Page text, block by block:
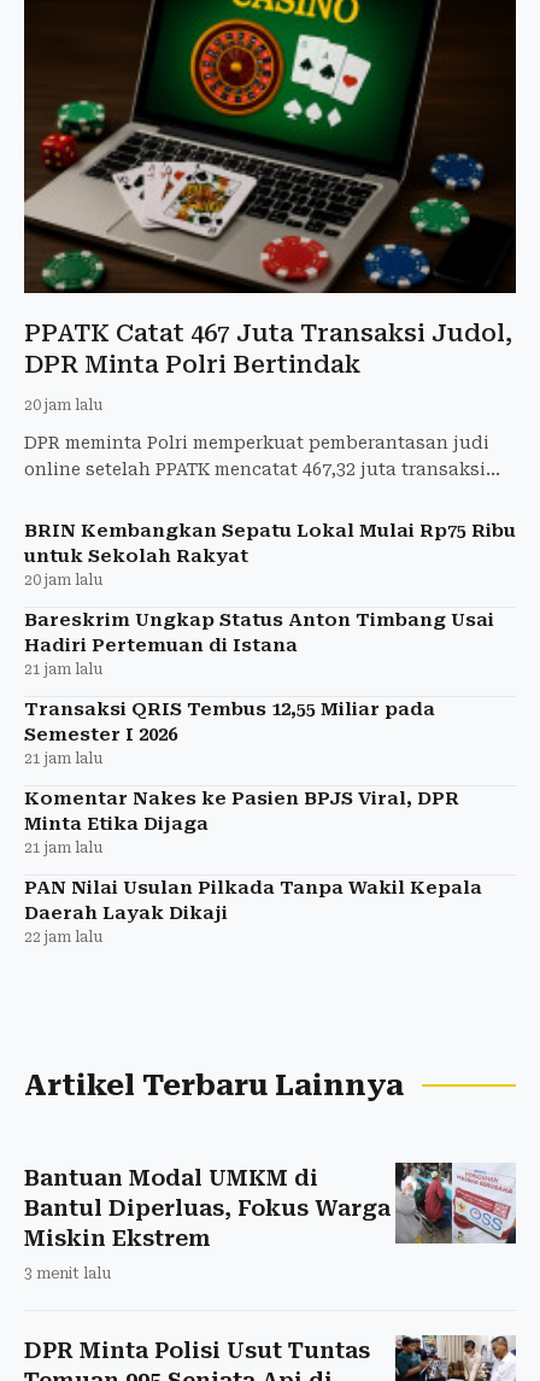
PPATK Catat 467 Juta Transaksi Judol,
DPR Minta Polri Bertindak
20 jam lalu
DPR meminta Polri memperkuat pemberantasan judi
online setelah PPATK mencatat 467,32 juta transaksi
BRIN Kembangkan Sepatu Lokal Mulai Rp75 Ribu
untuk Sekolah Rakyat
20 jam lalu
Bareskrim Ungkap Status Anton Timbang Usai
Hadiri Pertemuan di Istana
21 jam lalu
Transaksi QRIS Tembus 12,55 Miliar pada
Semester I 2026
21 jam lalu
Komentar Nakes ke Pasien BPJS Viral, DPR
Minta Etika Dijaga
21 jam lalu
PAN Nilai Usulan Pilkada Tanpa Wakil Kepala
Daerah Layak Dikaji
22 jam lalu
Artikel Terbaru Lainnya
Bantuan Modal UMKM di
Bantul Diperluas, Fokus Warga
Miskin Ekstrem
3 menit lalu
DPR Minta Polisi Usut Tuntas